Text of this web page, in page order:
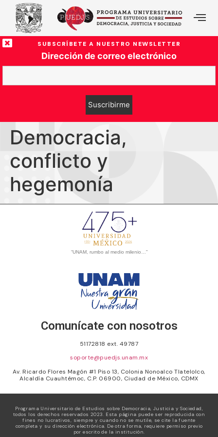
SUBSCRÍBETE A NUESTRO NEWSLETTER
Dirección de correo electrónico
Democracia,
conflicto y
hegemonía
“UNAM, rumbo al medio milenio…”
Comunícate con nosotros
51172818 ext. 49787
soporte@puedjs.unam.mx
Av. Ricardo Flores Magón #1 Piso 13, Colonia Nonoalco Tlatelolco,
Alcaldía Cuauhtémoc, C.P. 06900, Ciudad de México, CDMX
Programa Universitario de Estudios sobre Democracia, Justicia y Sociedad,
todos los derechos reservados 2023. Esta página puede ser reproducida con
fines no lucrativos, siempre y cuando no se mutile, se cite la fuente
completa y su dirección electrónica. De otra forma, requiere permiso previo
por escrito de la institución.